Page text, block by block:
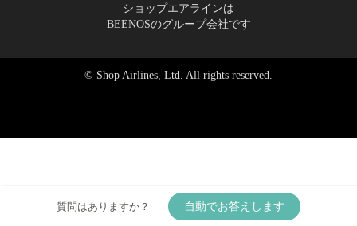
質問はありますか？ 自動でお答えします
ショップエアラインは
BEENOSのグループ会社です
© Shop Airlines, Ltd. All rights reserved.